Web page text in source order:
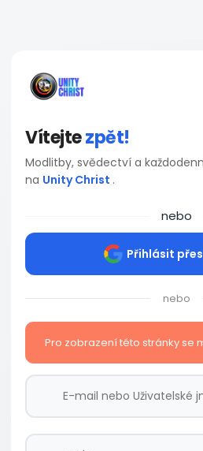
Vítejtezpět!
Modlitby, svědectví a
na Unity Christ .
nebo
Přihlásit
nebo
Pro zobrazení této stránky se